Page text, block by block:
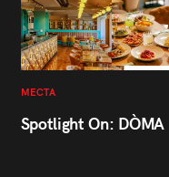
МЕСТА
Spotlight On: DÒMA